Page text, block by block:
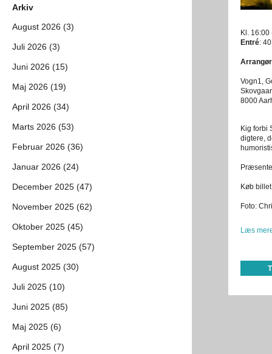
Kl. 16:00
Entré:
Vogn1,
8000
Kig forbi
digtere,
Køb
Foto:
Læs
Arkiv
August 2026 (3)
Juli 2026 (3)
Juni 2026 (15)
Maj 2026 (19)
April 2026 (34)
Marts 2026 (53)
Februar 2026 (36)
Januar 2026 (24)
December 2025 (47)
November 2025 (62)
Oktober 2025 (45)
September 2025 (57)
August 2025 (30)
Juli 2025 (10)
Juni 2025 (85)
Maj 2025 (6)
April 2025 (7)